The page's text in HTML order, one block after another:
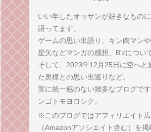
いい年したオッサンが好きなもの
語ってます。
ゲームの思い出語り、キン肉マン
星矢などマンガの感想、B'zについ
そして、2023年12月25日に空へと
た奥様との思い出巡りなど。
実に統一感のない雑多なブログで
ンゴトモヨロシク。
※このブログではアフィリエイト
（Amazonアソシエイト含む）を掲